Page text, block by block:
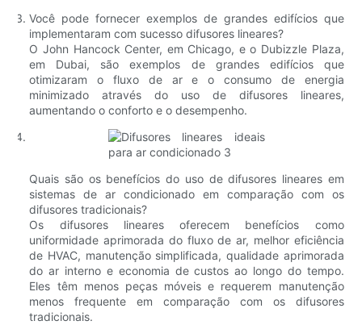
Você pode fornecer exemplos de grandes edifícios que
implementaram com sucesso difusores lineares?
O John Hancock Center, em Chicago, e o Dubizzle Plaza,
em Dubai, são exemplos de grandes edifícios que
otimizaram o fluxo de ar e o consumo de energia
minimizado através do uso de difusores lineares,
aumentando o conforto e o desempenho.
Quais são os benefícios do uso de difusores lineares em
sistemas de ar condicionado em comparação com os
difusores tradicionais?
Os difusores lineares oferecem benefícios como
uniformidade aprimorada do fluxo de ar, melhor eficiência
de HVAC, manutenção simplificada, qualidade aprimorada
do ar interno e economia de custos ao longo do tempo.
Eles têm menos peças móveis e requerem manutenção
menos frequente em comparação com os difusores
tradicionais.